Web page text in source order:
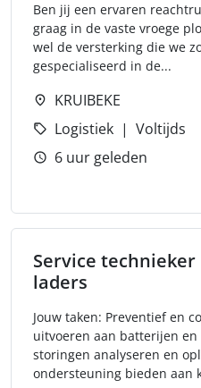
Ben jij een ervaren
graag in de vaste vroege
wel de versterking die we
gespecialiseerd in de...
KRUIBEKE
Logistiek
Voltijds
6 uur geleden
Service
laders
Jouw taken: Preventief en
uitvoeren aan batterijen en
storingen analyseren en
ondersteuning bieden aan